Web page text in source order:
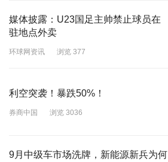
媒体披露：U23国足主帅禁止球员在
驻地点外卖
环球网资讯 浏览 377
利空突袭！暴跌50%！
券商中国 浏览 3036
9月中级车市场洗牌，新能源新兵为何